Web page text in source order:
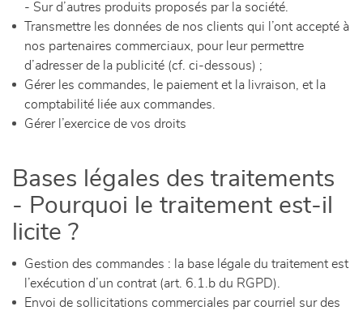
- Sur d’autres produits proposés par la société.
Transmettre les données de nos clients qui l’ont accepté à
nos partenaires commerciaux, pour leur permettre
d’adresser de la publicité (cf. ci-dessous) ;
Gérer les commandes, le paiement et la livraison, et la
comptabilité liée aux commandes.
Gérer l’exercice de vos droits
Bases légales des traitements
- Pourquoi le traitement est-il
licite ?
Gestion des commandes : la base légale du traitement est
l’exécution d’un contrat (art. 6.1.b du RGPD).
Envoi de sollicitations commerciales par courriel sur des